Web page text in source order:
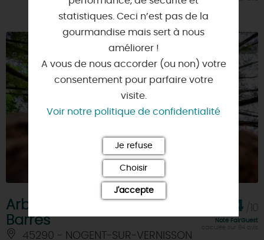
Arboretum National des
Barres
45290 - NOGENT-SUR-VERNISSON
8,4
Note FairGuest
statistiques. Ceci n’est pas de la
gourmandise mais sert à nous
améliorer !
A vous de nous accorder (ou non) votre
consentement pour parfaire votre
visite.
Voir notre politique de confidentialité
Je refuse
Choisir
J'accepte